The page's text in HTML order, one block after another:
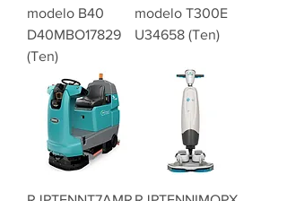
modelo B40
D40MBO17829
(Ten)
modelo T300E
U34658 (Ten)